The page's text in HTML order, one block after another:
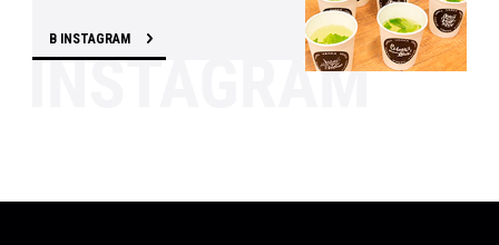
В INSTAGRAM